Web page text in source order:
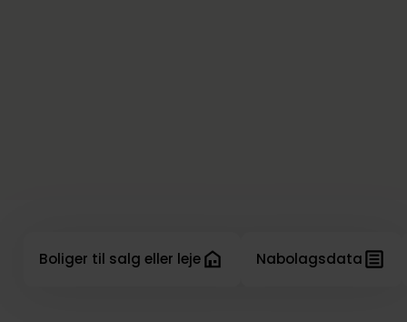
Boliger til salg eller leje Nabolagsdata